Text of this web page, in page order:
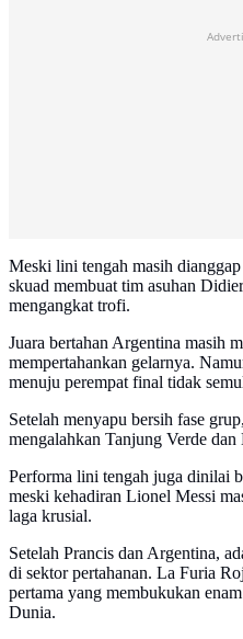
Meski lini tengah masih
skuad membuat tim asuhan
mengangkat trofi.
Juara bertahan Argentina masih
mempertahankan gelarnya.
menuju perempat final tidak
Setelah menyapu bersih fase
mengalahkan Tanjung Verde
Performa lini tengah juga dinilai
meski kehadiran Lionel Messi
laga krusial.
Setelah Prancis dan Argentina,
di sektor pertahanan. La Furia
pertama yang membukukan enam
Dunia.